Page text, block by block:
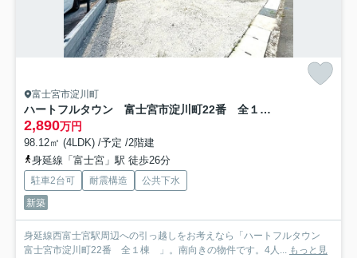
富士宮市淀川町
ハートフルタウン 富士宮市淀川町22番 全１棟
2,890万円
98.12㎡ (4LDK) /予定 /2階建
身延線「富士宮」駅 徒歩26分
駐車2台可 耐震構造
公共下水
新築
身延線西富士宮駅周辺への引っ越しをお考えなら「ハートフルタウン
富士宮市淀川町22番 全１棟 」。南向きの物件です。4人... もっと見